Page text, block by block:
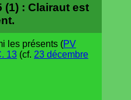
(1) : Clairaut est
les présents (PV
13 (cf. 23 décembre